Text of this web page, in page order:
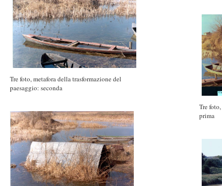
Tre foto, metafora della trasformazione del
paesaggio: seconda
Tre
prima